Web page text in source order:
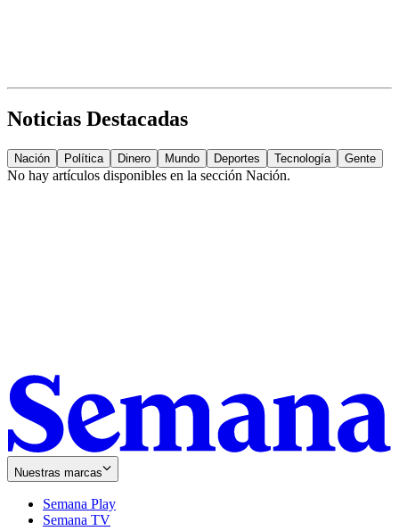
Noticias Destacadas
Nación Política Dinero Mundo Deportes Tecnología Gente
No hay artículos disponibles en la sección Nación.
Nuestras marcas
Semana Play
Semana TV